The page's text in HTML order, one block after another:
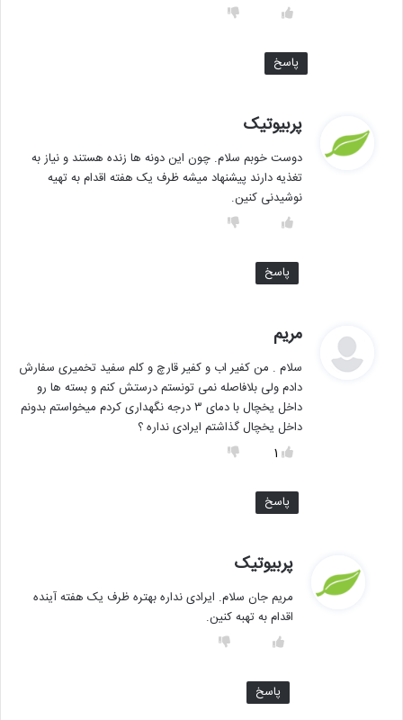
پاسخ
پربیوتیک
ت
:
دوست خوبم سلام. چون این دونه ها زنده هستند و نیاز به
تغذیه دارند پیشنهاد میشه ظرف یک هفته اقدام به تهیه
نوشیدنی کنین.
پاسخ
مریم
ت
:
سلام . من کفیر اب و کفیر قارچ و کلم سفید تخمیری سفارش
دادم ولی بلافاصله نمی تونستم درستش کنم و بسته ها رو
داخل یخچال با دمای ۳ درجه نگهداری کردم میخواستم بدونم
داخل یخچال گذاشتم ایرادی نداره ؟
1
پاسخ
پربیوتیک
ت
مریم جان سلام. ایرادی نداره بهتره ظرف یک هفته آینده
اقدام به تهبه کنین.
پاسخ